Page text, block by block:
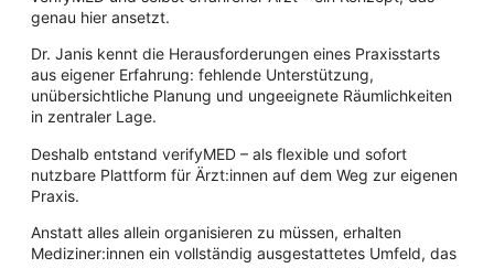
genau hier ansetzt.
Dr. Janis kennt die Herausforderungen eines Praxisstarts
aus eigener Erfahrung: fehlende Unterstützung,
unübersichtliche Planung und ungeeignete Räumlichkeiten
in zentraler Lage.
Deshalb entstand verifyMED – als flexible und sofort
nutzbare Plattform für Ärzt:innen auf dem Weg zur eigenen
Praxis.
Anstatt alles allein organisieren zu müssen, erhalten
Mediziner:innen ein vollständig ausgestattetes Umfeld, das